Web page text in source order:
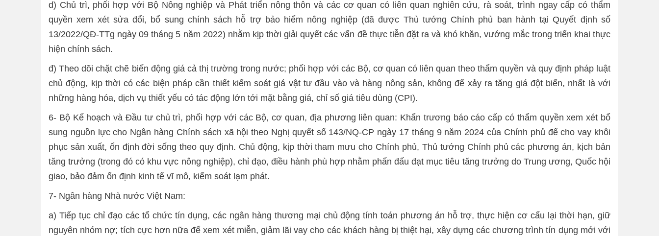
d) Chủ trì, phối hợp với Bộ Nông nghiệp và Phát triển nông thôn và các cơ quan có liên quan nghiên cứu, rà soát, trình ngay cấp có thẩm
quyền xem xét sửa đổi, bổ sung chính sách hỗ trợ bảo hiểm nông nghiệp (đã được Thủ tướng Chính phủ ban hành tại Quyết định số
13/2022/QĐ-TTg ngày 09 tháng 5 năm 2022) nhằm kịp thời giải quyết các vấn đề thực tiễn đặt ra và khó khăn, vướng mắc trong triển khai thực
hiện chính sách.
đ) Theo dõi chặt chẽ biến động giá cả thị trường trong nước; phối hợp với các Bộ, cơ quan có liên quan theo thẩm quyền và quy định pháp luật
chủ động, kịp thời có các biện pháp cần thiết kiểm soát giá vật tư đầu vào và hàng nông sản, không để xảy ra tăng giá đột biến, nhất là với
những hàng hóa, dịch vụ thiết yếu có tác động lớn tới mặt bằng giá, chỉ số giá tiêu dùng (CPI).
6- Bộ Kế hoạch và Đầu tư chủ trì, phối hợp với các Bộ, cơ quan, địa phương liên quan: Khẩn trương báo cáo cấp có thẩm quyền xem xét bổ
sung nguồn lực cho Ngân hàng Chính sách xã hội theo Nghị quyết số 143/NQ-CP ngày 17 tháng 9 năm 2024 của Chính phủ để cho vay khôi
phục sản xuất, ổn định đời sống theo quy định. Chủ động, kịp thời tham mưu cho Chính phủ, Thủ tướng Chính phủ các phương án, kịch bản
tăng trưởng (trong đó có khu vực nông nghiệp), chỉ đạo, điều hành phù hợp nhằm phấn đấu đạt mục tiêu tăng trưởng do Trung ương, Quốc hội
giao, bảo đảm ổn định kinh tế vĩ mô, kiểm soát lạm phát.
7- Ngân hàng Nhà nước Việt Nam:
a) Tiếp tục chỉ đạo các tổ chức tín dụng, các ngân hàng thương mại chủ động tính toán phương án hỗ trợ, thực hiện cơ cấu lại thời hạn, giữ
nguyên nhóm nợ; tích cực hơn nữa để xem xét miễn, giảm lãi vay cho các khách hàng bị thiệt hại, xây dựng các chương trình tín dụng mới với